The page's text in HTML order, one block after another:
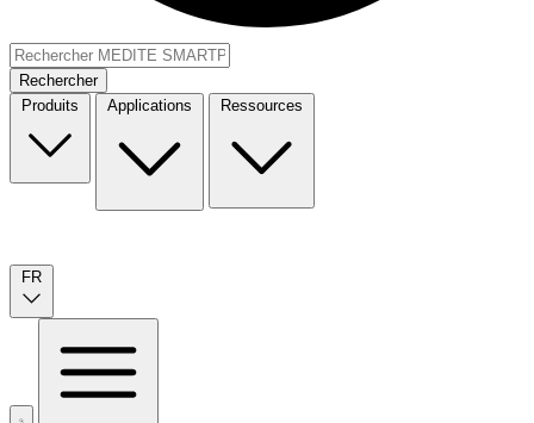
Rechercher
Produits
Applications Ressources
FR